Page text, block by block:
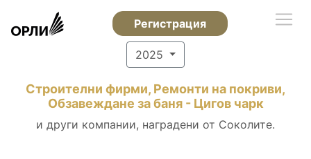
Регистрация
2025
Строителни фирми, Ремонти на покриви,
Обзавеждане за баня - Цигов чарк
и други компании, наградени от Соколите.